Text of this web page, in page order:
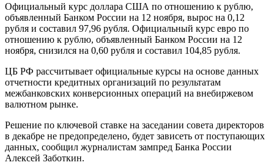
Официальный курс доллара США по отношению к рублю,
объявленный Банком России на 12 ноября, вырос на 0,12
рубля и составил 97,96 рубля. Официальный курс евро по
отношению к рублю, объявленный Банком России на 12
ноября, снизился на 0,60 рубля и составил 104,85 рубля.
ЦБ РФ рассчитывает официальные курсы на основе данных
отчетности кредитных организаций по результатам
межбанковских конверсионных операций на внебиржевом
валютном рынке.
Решение по ключевой ставке на заседании совета директоров
в декабре не предопределено, будет зависеть от поступающих
данных, сообщил журналистам зампред Банка России
Алексей Заботкин.